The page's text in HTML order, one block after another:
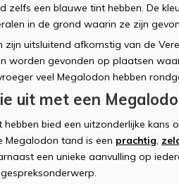
zelfs een blauwe tint hebben. De
in de grond waarin ze zijn
zijn uitsluitend afkomstig van de
worden gevonden op plaatsen
veel Megalodon hebben
uit met een
bied een uitzonderlijke kans
Megalodon tand is een prachtig
een unieke aanvulling op